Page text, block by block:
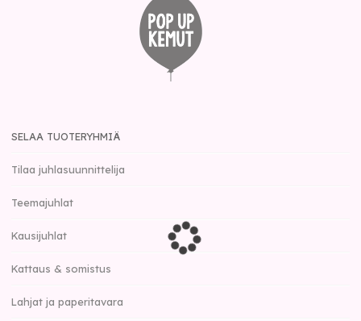
SELAA TUOTERYHMIÄ
Tilaa juhlasuunnittelija
Teemajuhlat
Kausijuhlat
Kattaus & somistus
Lahjat ja paperitavara